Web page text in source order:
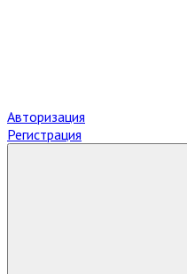
Авторизация
Регистрация